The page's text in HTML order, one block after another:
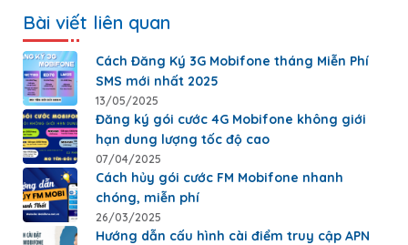
Bài viết liên quan
Cách Đăng Ký 3G Mobifone tháng Miễn Phí
SMS mới nhất 2025
13/05/2025
Đăng ký gói cước 4G Mobifone không giới
hạn dung lượng tốc độ cao
07/04/2025
Cách hủy gói cước FM Mobifone nhanh
chóng, miễn phí
26/03/2025
Hướng dẫn cấu hình cài điểm truy cập APN